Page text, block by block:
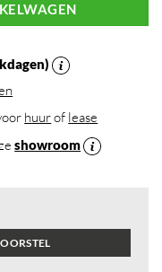
huurof lease
showroom